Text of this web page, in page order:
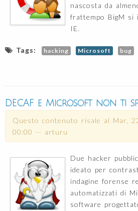
nascosta da
frattempo BigM si
IE.
Tags: hacking Microsoft bug
DECAF e Microsoft non ti
Questo contenuto risale al Mar,
00:00 -- arturu
Due hacker
ideato per
indagine forense
automatizzati di
software